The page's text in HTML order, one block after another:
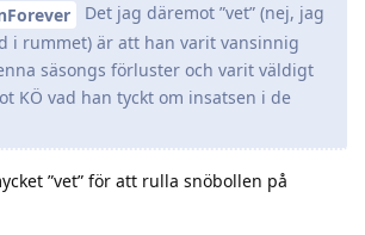
Det jag däremot ”vet” (nej, jag
i rummet) är att han varit vansinnig
säsongs förluster och varit väldigt
KÖ vad han tyckt om insatsen i de
”vet” för att rulla snöbollen på